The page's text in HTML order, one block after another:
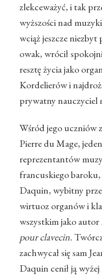
zlekceważyć, i tak
wyższości nad
wciąż jeszcze
owak, wrócił
resztę życia jako
Kordelierów i
prywatny nauczyciel
Wśród jego uczniów
Pierre du Mage,
reprezentantów
francuskiego
Daquin, wybitny
wirtuoz organów i
wszystkim jako autor
pour clavecin.
zachwycał się sam
Daquin cenił ją